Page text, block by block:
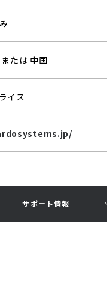
たは 中国
イス
サポート情報